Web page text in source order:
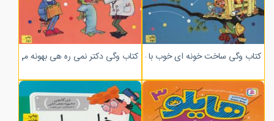
کتاب وگی ساخت خونه ای خوب با میخ و اره و چوبکتاب وگی دکتر نمی ره هی بهونه می گیره